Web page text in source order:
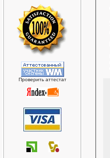
Проверить аттестат